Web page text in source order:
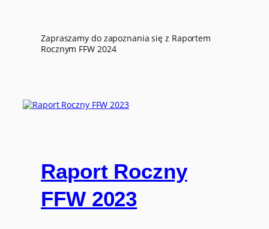
Zapraszamy do zapoznania się z Raportem
Rocznym FFW 2024
Raport Roczny
FFW 2023